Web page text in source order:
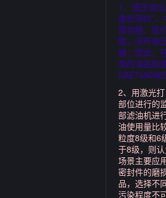
1、液压油
度检测仪”
摸功能，性
题，闭环液
器；因此，
型的油品和
SAE749D和
2、用激光
部位进行的
部滤油机进
油使用量比
粒度8级和6
于8级，则
场景主要应
密封件的磨
品，选择不
污染程度不